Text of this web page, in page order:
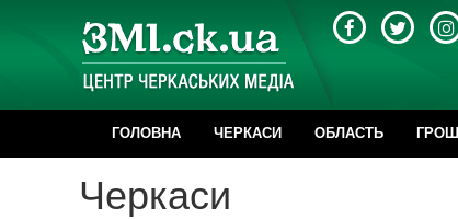
ГОЛОВНА ЧЕРКАСИ ОБЛАСТЬ ГРОШІ
Черкаси